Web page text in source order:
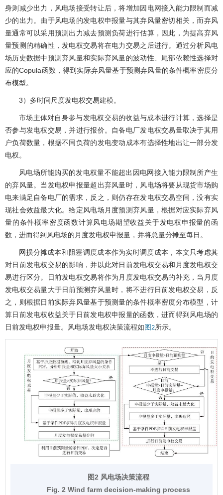
身则减少出力，风电场接受转让后，将增加因电网接入能力限制而减
少的出力。由于风电场的发电权申报量与其弃风量密切相关，而弃风
量通常可以采用预测出力减去预测负荷进行估算，因此，为提高弃风
量预测的精确性，发电权交易将在电力交易之后进行。通过分析风电
场历史数据中预测弃风量和实际弃风量的波动性、尾部依赖性选择对
应的Copula函数，得到实际弃风量基于预测弃风量的条件概率密度分
布模型。
3）多时间尺度发电权交易建模。
市场主体对自身参与发电权交易的收益与成本进行计算，选择是
否参与发电权交易，并进行报价。自备电厂发电权交易量取决于其用
户负荷数量，根据不同负荷的发电变动成本有选择性地出让一部分发
电权。
风电场所能购买的发电权量不能超出因电网接入能力限制所产生
的弃风量。当发电权申报量超出弃风量时，风电场将要从现货市场购
电来满足自备电厂的需求，反之，则仍存在发电权交易空间，没有实
现社会效益最大化。给定风电场月度预测弃风量，根据对应实际弃风
量的条件概率密度函数计算风电场期望收益关于发电权申报量的函
数，进而得到风电场的月度发电权申报量，并将总量分摊至每日。
网损分摊成本和阻塞调度成本作为实时调度成本，本文只考虑其
对日前发电权交易的影响，并以此对日前发电权交易和月度发电权交
易进行区分。日前发电权交易将作为月度发电权交易的补充，当月度
发电权交易量大于日前预测弃风量时，将不进行日前发电权交易，反
之，则根据日前实际弃风量基于预测量的条件概率密度分布模型，计
算日前发电权收益关于日前发电权申报量的函数，进而得到风电场的
日前发电权申报量。风电场发电权决策流程如 图2所示。
图2 风电场决策流程
Fig. 2 Wind farm decision-making process